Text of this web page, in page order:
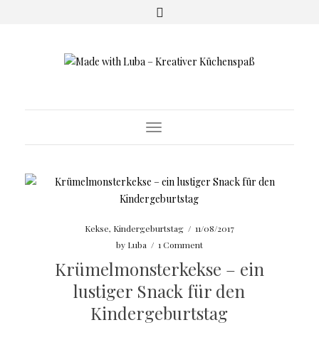
Toggle
Navigation
Kekse, Kindergeburtstag / 11/08/2017
by Luba / 1 Comment
Krümelmonsterkekse – ein
lustiger Snack für den
Kindergeburtstag